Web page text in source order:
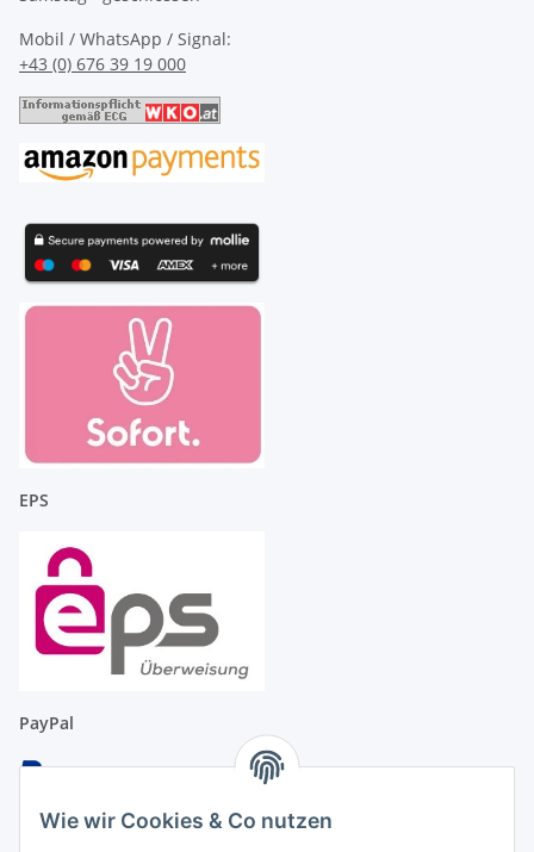
Wie wir Cookies & Co nutzen
Mobil / WhatsApp / Signal:
+43 (0) 676 39 19 000
EPS
PayPal